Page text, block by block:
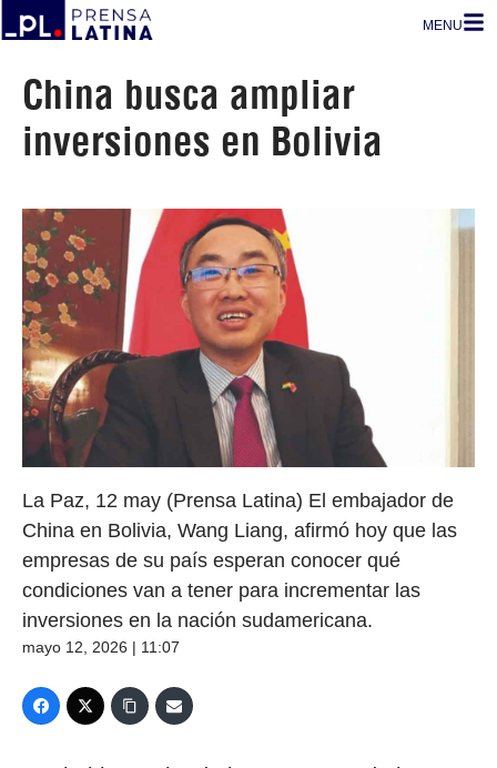
MENU
China busca ampliar
inversiones en Bolivia
La Paz, 12 may (Prensa Latina) El embajador de
China en Bolivia, Wang Liang, afirmó hoy que las
empresas de su país esperan conocer qué
condiciones van a tener para incrementar las
inversiones en la nación sudamericana.
mayo 12, 2026 | 11:07